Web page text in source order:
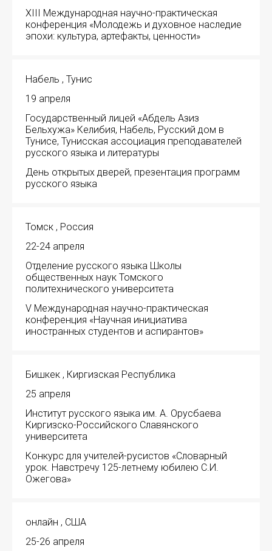
XIII Международная научно-практическая
конференция «Молодежь и духовное наследие
эпохи: культура, артефакты, ценности»
Набель , Тунис
19 апреля
Государственный лицей «Абдель Азиз
Бельхужа» Келибия, Набель, Русский дом в
Тунисе, Тунисская ассоциация преподавателей
русского языка и литературы
День открытых дверей, презентация программ
русского языка
Томск , Россия
22-24 апреля
Отделение русского языка Школы
общественных наук Томского
политехнического университета
V Международная научно-практическая
конференция «Научная инициатива
иностранных студентов и аспирантов»
Бишкек , Киргизская Республика
25 апреля
Институт русского языка им. А. Орусбаева
Киргизско-Российского Славянского
университета
Конкурс для учителей-русистов «Словарный
урок. Навстречу 125-летнему юбилею С.И.
Ожегова»
онлайн , США
25-26 апреля
E-MAIL
СООБЩЕНИЕ
E-MAIL